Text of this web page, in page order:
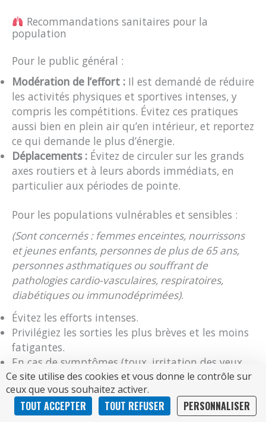
Recommandations sanitaires pour la
population
Pour le public général :
Modération de l’effort : Il est demandé de réduire
les activités physiques et sportives intenses, y
compris les compétitions. Évitez ces pratiques
aussi bien en plein air qu’en intérieur, et reportez
ce qui demande le plus d’énergie.
Déplacements : Évitez de circuler sur les grands
axes routiers et à leurs abords immédiats, en
particulier aux périodes de pointe.
Pour les populations vulnérables et sensibles :
(Sont concernés : femmes enceintes, nourrissons
et jeunes enfants, personnes de plus de 65 ans,
personnes asthmatiques ou souffrant de
pathologies cardio-vasculaires, respiratoires,
diabétiques ou immunodéprimées).
Évitez les efforts intenses.
Privilégiez les sorties les plus brèves et les moins
fatigantes.
En cas de symptômes (toux, irritation des yeux
ou de la gorge, essoufflement, sifflements ou
palpitations), sollicitez rapidement l’avis d’un
médecin ou d’un pharmacien.